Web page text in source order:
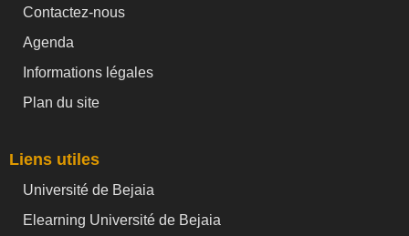
Contactez-nous
Agenda
Informations légales
Plan du site
Liens utiles
Université de Bejaia
Elearning Université de Bejaia